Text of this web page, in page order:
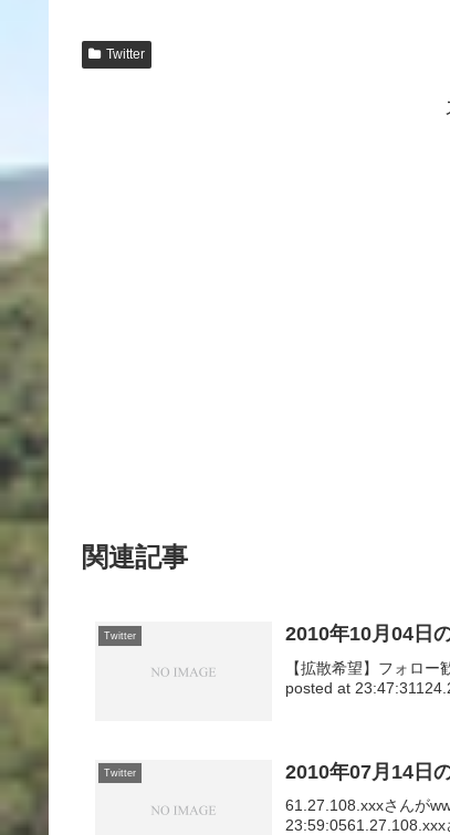
Twitter
関連記事
Twitter 2010年10月04日
【拡散希望】フォロ
posted at
Twitter 2010年07月14日
61.27.108.xxxさんが
23:59:0561.27.108.xxx